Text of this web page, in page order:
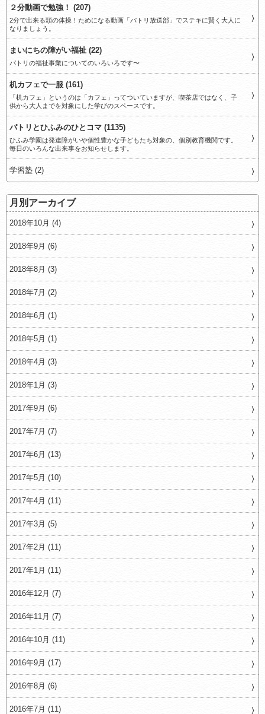
２分動画で勉強！ (207)
2分で出来る頭の体操！ためになる動画「パトリ放送部」でステキに賢く大人に
なりましょう。
まいにちの障がい福祉 (22)
パトリの福祉事業についてのいろいろです〜
机カフェで一服 (161)
「机カフェ」というのは「カフェ」ってついていますが、喫茶店ではなく、子
供から大人までを対象にした学びのスペースです。
パトリとひふみのひとコマ (1135)
ひふみ学園は発達障がいや個性豊かな子どもたち対象の、個別教育機関です。
毎日のいろんな出来事をお知らせします。
学習塾 (2)
月別アーカイブ
2018年10月 (4)
2018年9月 (6)
2018年8月 (3)
2018年7月 (2)
2018年6月 (1)
2018年5月 (1)
2018年4月 (3)
2018年1月 (3)
2017年9月 (6)
2017年7月 (7)
2017年6月 (13)
2017年5月 (10)
2017年4月 (11)
2017年3月 (5)
2017年2月 (11)
2017年1月 (11)
2016年12月 (7)
2016年11月 (7)
2016年10月 (11)
2016年9月 (17)
2016年8月 (6)
2016年7月 (11)